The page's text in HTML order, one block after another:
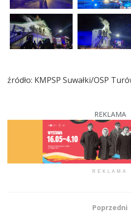
źródło: KMPSP Suwałki/OSP
REKLAMA
REKLAMA
Poprzedni